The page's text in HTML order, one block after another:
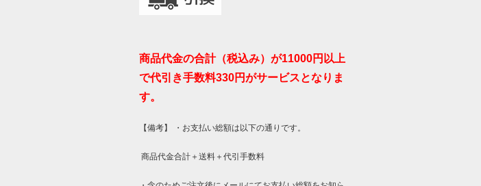
商品代金の合計（税込み）が11000円以上
で代引き手数料330円がサービスとなりま
す。
【備考】 ・お支払い総額は以下の通りです。
商品代金合計＋送料＋代引手数料